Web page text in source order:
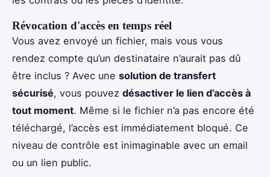
Révocation d'accès en temps réel
Vous avez envoyé un fichier, mais vous vous
rendez compte qu’un destinataire n’aurait pas dû
être inclus ? Avec une solution de transfert
sécurisé, vous pouvez désactiver le lien d’accès à
tout moment. Même si le fichier n’a pas encore été
téléchargé, l’accès est immédiatement bloqué. Ce
niveau de contrôle est inimaginable avec un email
ou un lien public.